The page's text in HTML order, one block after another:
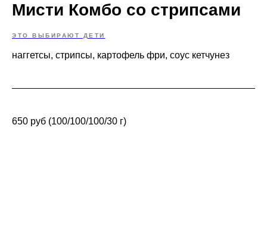
Мисти Комбо со стрипсами
ЭТО ВЫБИРАЮТ ДЕТИ
наггетсы, стрипсы, картофель фри, соус кетчунез
650 руб (100/100/100/30 г)